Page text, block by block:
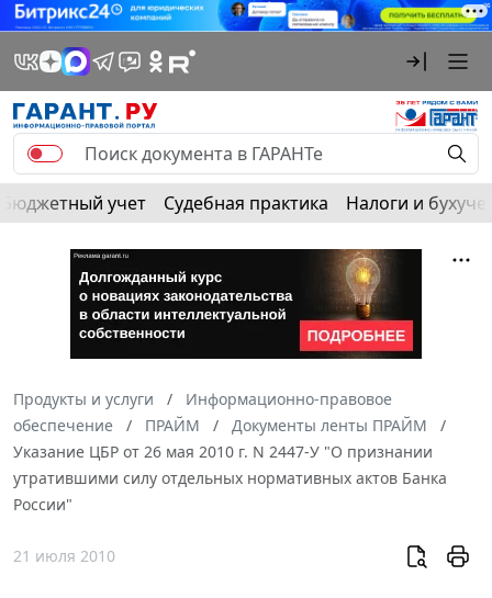
Бюджетный учет Судебная практика Налоги и
Продукты и услуги
Информационно-правовое
обеспечение
ПРАЙМ
Документы ленты ПРАЙМ
Указание ЦБР от 26 мая 2010 г. N 2447-У "О признании
утратившими силу отдельных нормативных актов Банка
России"
21 июля 2010